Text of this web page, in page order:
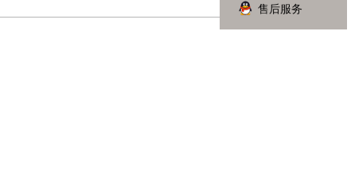
售后服务